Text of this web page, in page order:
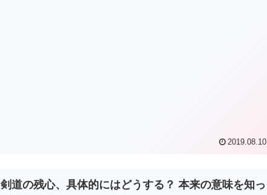
2019.08.10
剣道の残心、具体的にはどうする？ 本来の意味を知っ